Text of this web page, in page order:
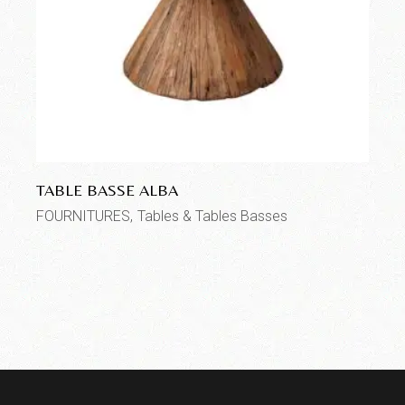
TABLE BASSE ALBA
FOURNITURES Tables & Tables Basses